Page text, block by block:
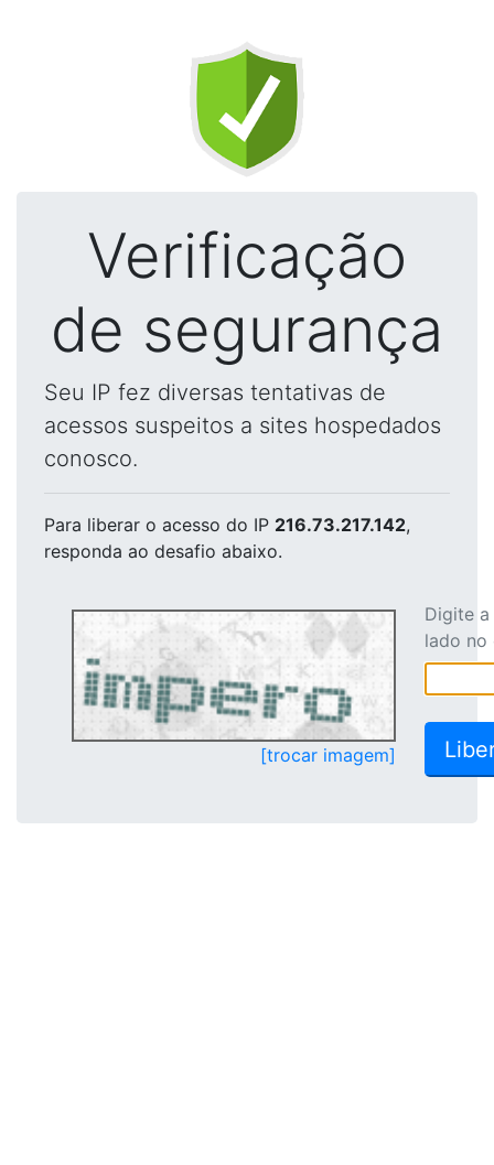
Verificação
de segurança
Seu IP fez diversas tentativas de
acessos suspeitos a sites hospedados
conosco.
Para liberar o acesso do IP 216.73.217.142,
responda ao desafio abaixo.
[trocar imagem]
Digite
lado no